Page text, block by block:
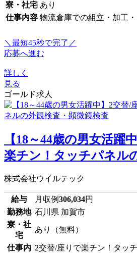
寮・社宅 あり
仕事内容 物流倉庫での組立・加工
＼最短45秒で完了／
応募へ進む
詳しく
見る
ゴールド求人
【18～44歳の男女活躍
楽チン！タッチパネル
株式会社ウイルテック
給与 月収例306,034円
勤務地 石川県 加賀市
寮・社
宅
あり（無料）
仕事内 2交替/座りで楽チン！タッ